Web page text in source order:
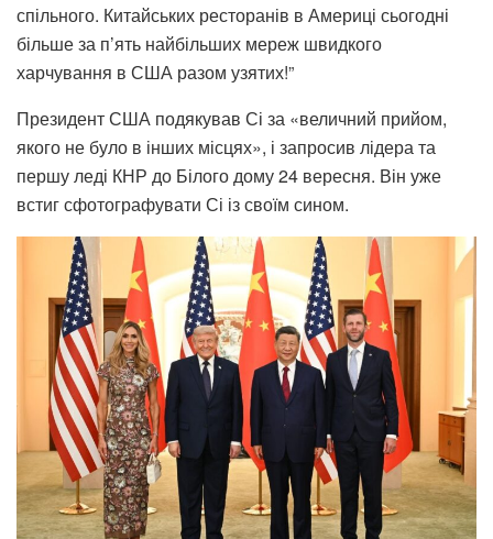
спільного. Китайських ресторанів в Америці сьогодні
більше за п’ять найбільших мереж швидкого
харчування в США разом узятих!”
Президент США подякував Сі за «величний прийом,
якого не було в інших місцях», і запросив лідера та
першу леді КНР до Білого дому 24 вересня. Він уже
встиг сфотографувати Сі із своїм сином.